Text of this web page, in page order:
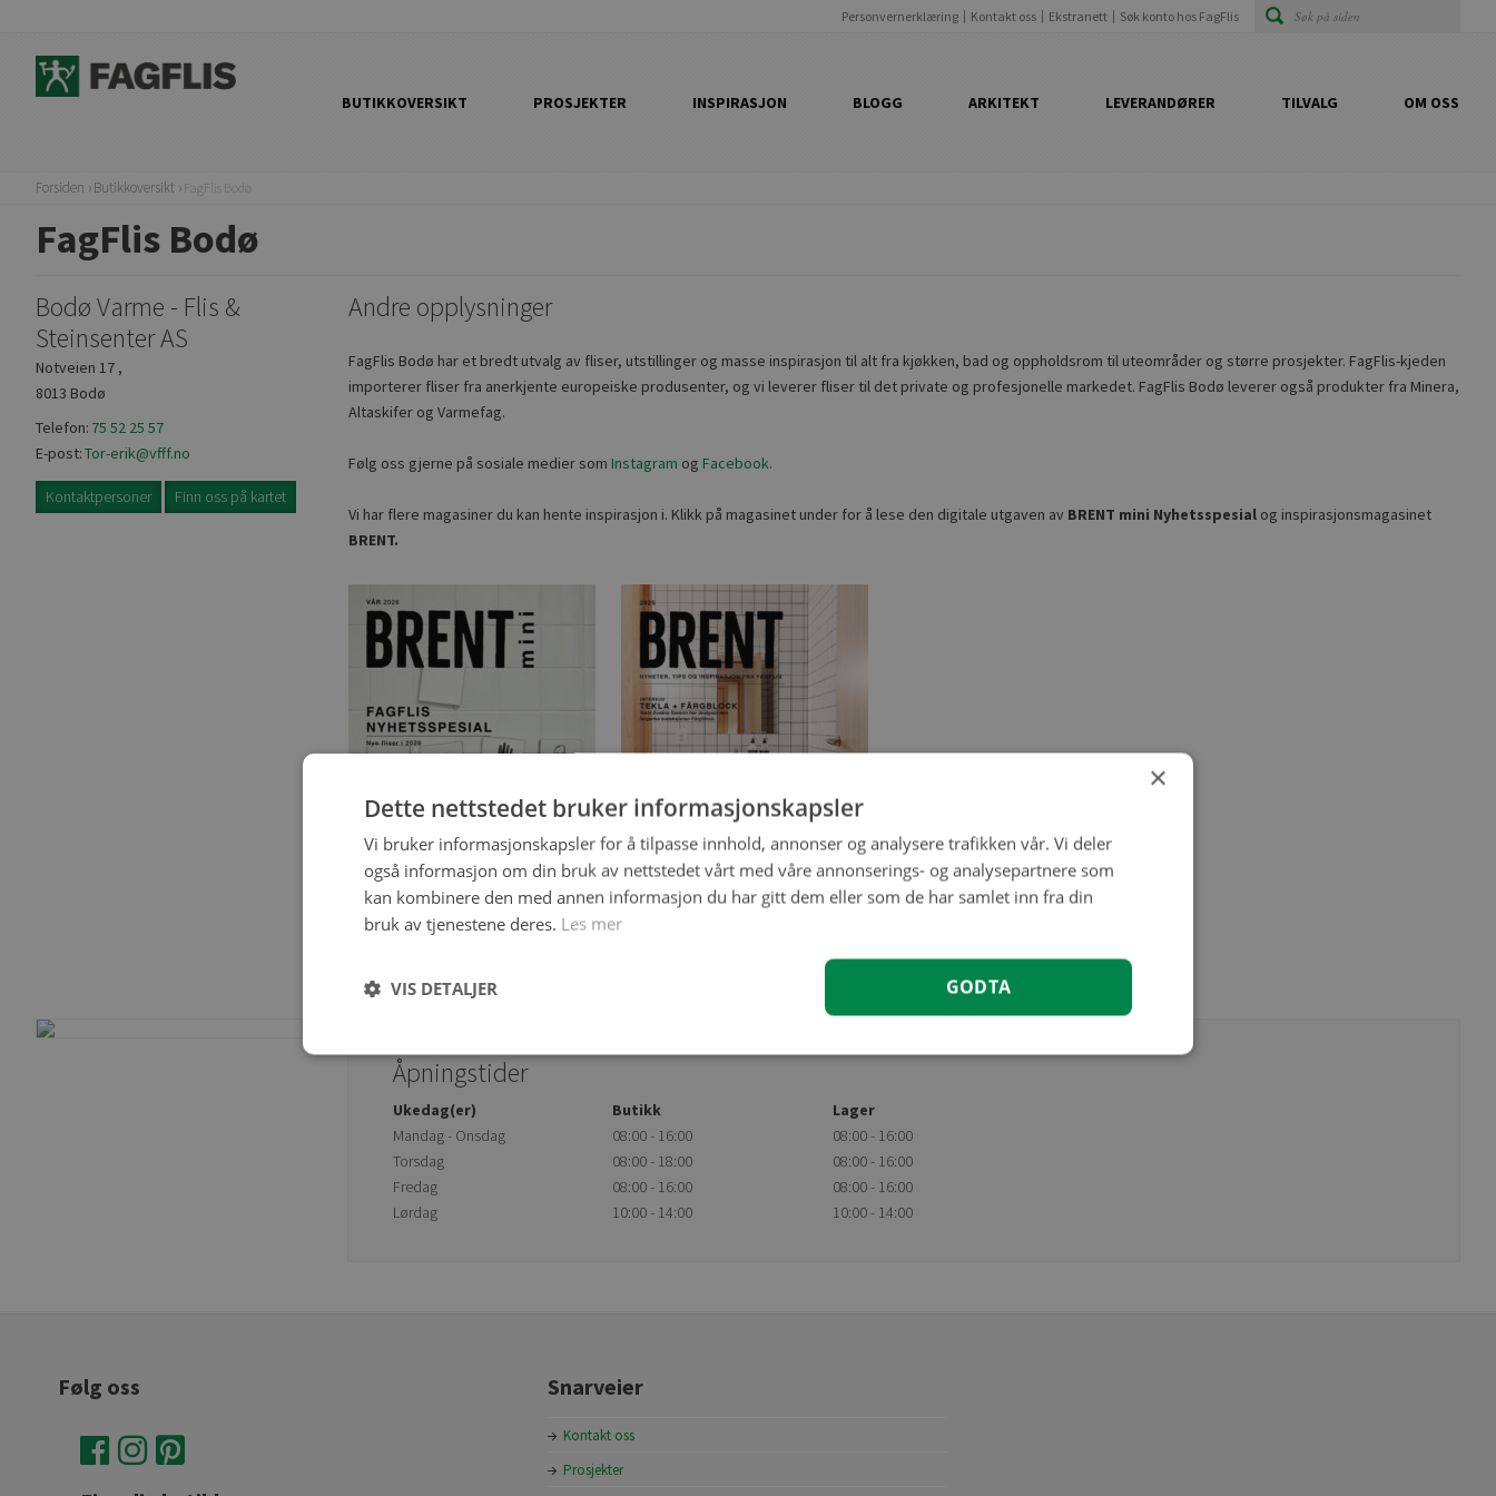
Personvernerklæring Kontakt oss Ekstranett Søk konto hos FagFlis
BUTIKKOVERSIKT PROSJEKTER INSPIRASJON BLOGG ARKITEKT LEVERANDØRER TILVALG OM OSS
Forsiden Butikkoversikt FagFlis Bodø
FagFlis Bodø
Bodø Varme - Flis &
Steinsenter AS
Notveien 17 ,
8013 Bodø
Telefon: 75 52 25 57
E-post:Tor-erik@vfff.no
Kontaktpersoner Finn oss på kartet
Andre opplysninger
FagFlis Bodø har et bredt utvalg av fliser, utstillinger og masse inspirasjon til alt fra kjøkken, bad og oppholdsrom til uteområder og større prosjekter. FagFlis-kjeden
importerer fliser fra anerkjente europeiske produsenter, og vi leverer fliser til det private og profesjonelle markedet. FagFlis Bodø leverer også produkter fra Minera,
Altaskifer og Varmefag.
Følg oss gjerne på sosiale medier som Instagram og Facebook.
Vi har flere magasiner du kan hente inspirasjon i. Klikk på magasinet under for å lese den digitale utgaven av BRENT mini Nyhetsspesial og inspirasjonsmagasinet
BRENT.
Åpningstider
Ukedag(er)
Mandag - Onsdag
Torsdag
Fredag
Lørdag
Butikk
08:00 - 16:00
08:00 - 18:00
08:00 - 16:00
10:00 - 14:00
Lager
08:00 - 16:00
08:00 - 16:00
08:00 - 16:00
10:00 - 14:00
Følg oss Snarveier
Kontakt oss
Prosjekter
×
Dette nettstedet bruker informasjonskapsler
Vi bruker informasjonskapsler for å tilpasse innhold, annonser og analysere trafikken vår. Vi deler
også informasjon om din bruk av nettstedet vårt med våre annonserings- og analysepartnere som
kan kombinere den med annen informasjon du har gitt dem eller som de har samlet inn fra din
bruk av tjenestene deres. Les mer
GODTA
VIS DETALJER